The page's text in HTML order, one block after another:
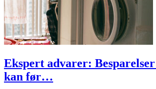
Ekspert advarer:
kan før…